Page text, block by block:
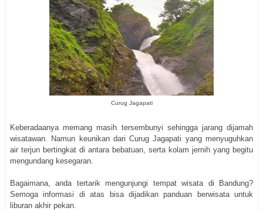
Curug Jagapati
Keberadaanya memang masih tersembunyi sehingga jarang dijamah
wisatawan. Namun keunikan dari Curug Jagapati yang menyuguhkan
air terjun bertingkat di antara bebatuan, serta kolam jernih yang begitu
mengundang kesegaran.
Bagaimana, anda tertarik mengunjungi tempat wisata di Bandung?
Semoga informasi di atas bisa dijadikan panduan berwisata untuk
liburan akhir pekan.